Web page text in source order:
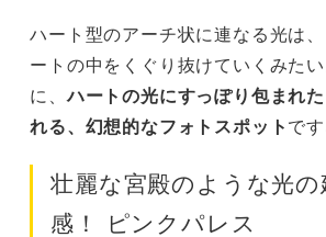
ハート型のアーチ状に連なる光は
ートの中をくぐり抜けていくみた
に、ハートの光にすっぽり包まれ
れる、幻想的なフォトスポットで
壮麗な宮殿のような光の
感！ ピンクパレス